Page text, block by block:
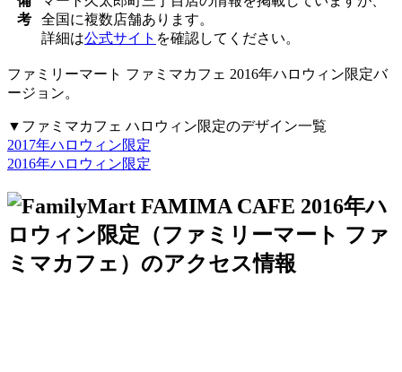
考
全国に複数店舗あります。
詳細は公式サイト を確認してください。
ファミリーマート ファミマカフェ 2016年ハロウィン限定バ
ージョン。
▼ファミマカフェ ハロウィン限定のデザイン一覧
2017年ハロウィン限定
2016年ハロウィン限定